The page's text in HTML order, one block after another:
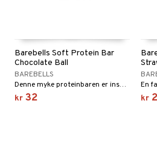
Barebells Soft Protein Bar
Chocolate Ball
BAREBELLS
Denne myke proteinbaren er inspirert av svensk fika og den tradisjonelle sjokoladebollen.
kr 32 kr